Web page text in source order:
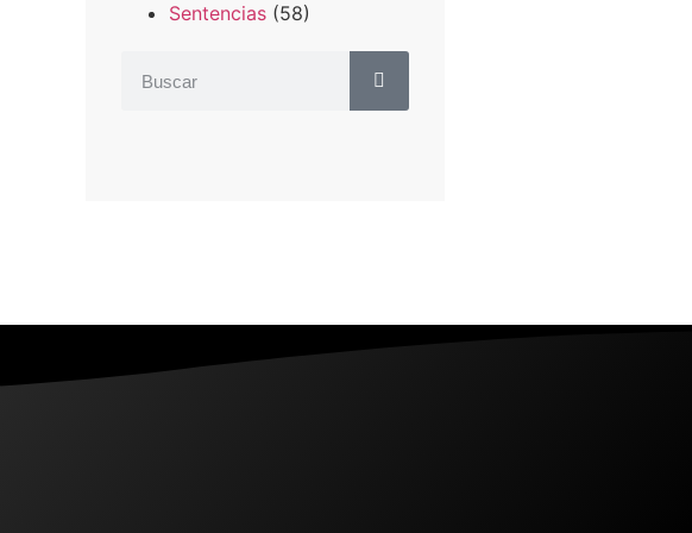
Sentencias (58)